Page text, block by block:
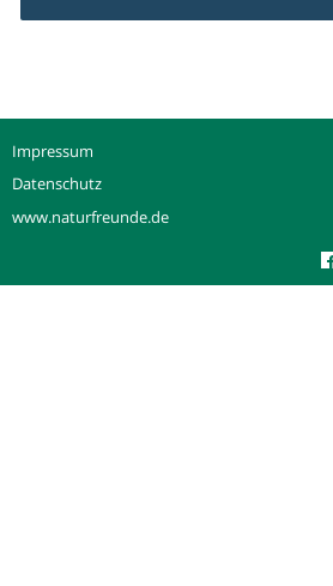
Impressum
Datenschutz
www.naturfreunde.de